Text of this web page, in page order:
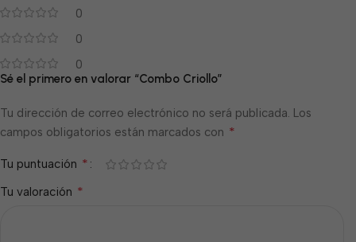
0
0
0
Sé el primero en valorar “Combo Criollo”
Tu dirección de correo electrónico no será publicada. Los
campos obligatorios están marcados con *
Tu puntuación *
Tu valoración *